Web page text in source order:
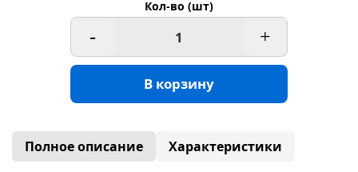
Кол-во (шт)
- +
В корзину
Полное описание
Характеристики